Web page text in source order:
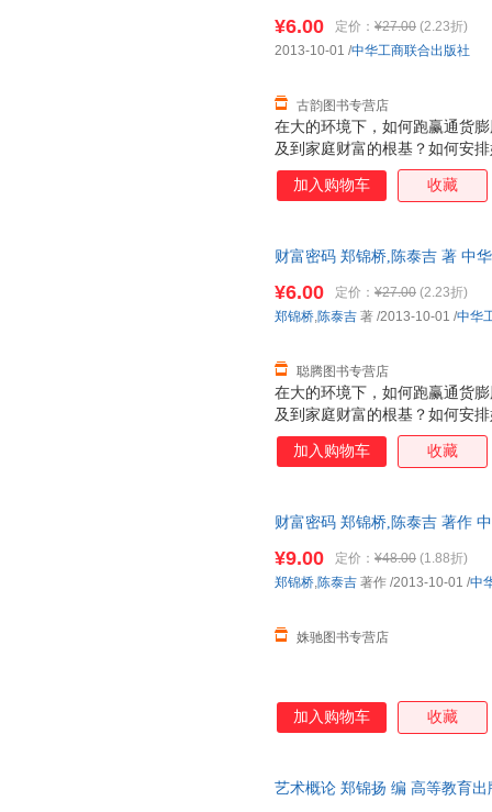
在大的环境下，如何跑赢通货
及到家庭财富的根基？如何安
产损失？如何避免婚变影响企
产保值增值，又如何做好财富
的朋友们提供了、专业、实践
¥6.00 定价： ¥27.00 (2.23折)
古韵图书专营店
2013-10-01 /中华工商联合出版社
加入购物车 收藏
财富密码 郑锦桥,陈泰吉 著 中
在大的环境下，如何跑赢通货
及到家庭财富的根基？如何安
产损失？如何避免婚变影响企
产保值增值，又如何做好财富
的朋友们提供了、专业、实践
¥6.00 定价： ¥27.00 (2.23折)
聪腾图书专营店
郑锦桥,陈泰吉 著 /2013-10-01 /中华
加入购物车 收藏
财富密码 郑锦桥,陈泰吉 著作
¥9.00 定价： ¥48.00 (1.88折)
姝驰图书专营店
郑锦桥,陈泰吉 著作 /2013-10-01 /中
加入购物车 收藏
艺术概论 郑锦扬 编 高等教育